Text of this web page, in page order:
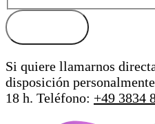
Si quiere llamarnos
disposición
18 h. Teléfono: +49 3834